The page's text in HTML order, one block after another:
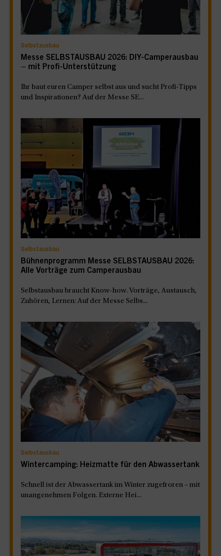
Selbstausbau
Messe SELBSTAUSBAU 2026: DIY-Camperausbau
– mit Profi-Unterstützung
Ihr baut euren Camper selbst aus und sucht Profi-Tipps
und Inspirationen? Auf der Messe SE...
Selbstausbau
Bühnenprogramm Messe SELBSTAUSBAU 2026:
Alle Vorträge zum Camperausbau
Selbstausbau braucht Know-how. Vorträge, Austausch,
Zuhören, Lernen: Auf der Messe Selbs...
Selbstausbau
Wintercamping: Heizmatte für den Abwassertank
Schnell ist der Abwassertank im Winter zugefroren – mit
unangenehmen Folgen. Externe Hei...